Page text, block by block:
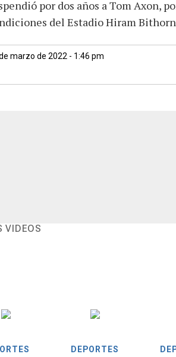
por dos años a Tom Axon,
del Estadio Hiram
marzo de 2022 - 1:46 pm
VIDEOS
DEPORTES